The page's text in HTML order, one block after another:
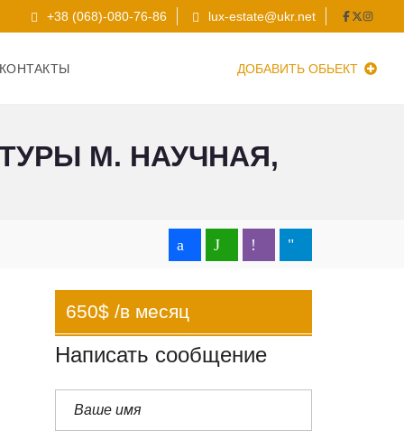
+38 (068)-080-76-86 lux-estate@ukr.net
ДОБАВИТЬ ОБЬЕКТ
М. НАУЧНАЯ,
650$ /в месяц
Написать сообщение